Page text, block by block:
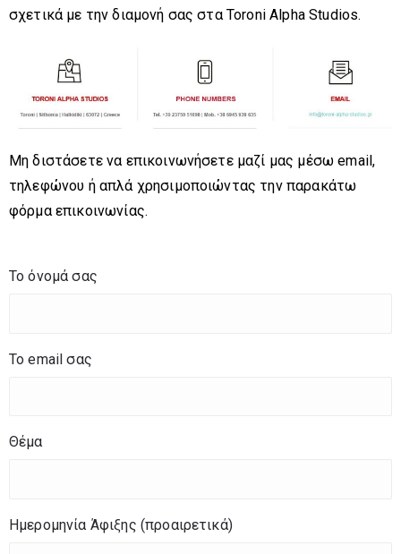
σχετικάμε την διαμονή σας στα Toroni Alpha Studios.
Μη διστάσετε να επικοινωνήσετε μαζί μας μέσω email,
τηλεφώνου ή απλά χρησιμοποιώντας την παρακάτω
φόρμα επικοινωνίας.
Το όνομά σας
To email σας
Θέμα
Ημερομηνία Άφιξης (προαιρετικά)